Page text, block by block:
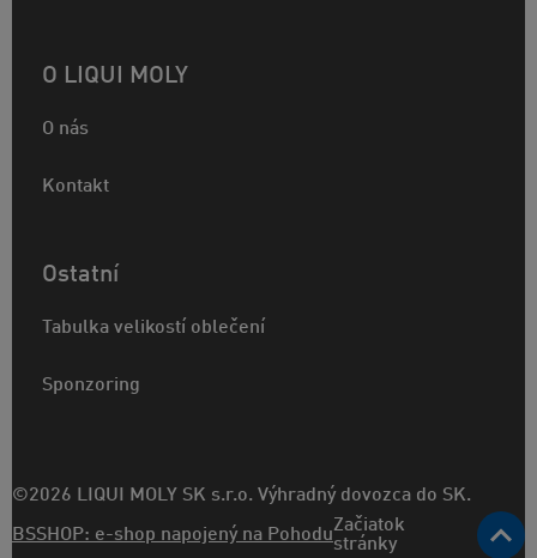
O LIQUI MOLY
O nás
Kontakt
Ostatní
Tabulka velikostí oblečení
Sponzoring
©2026 LIQUI MOLY SK s.r.o. Výhradný dovozca do SK.
BSSHOP: e-shop napojený na PohoduZačiatok
stránky